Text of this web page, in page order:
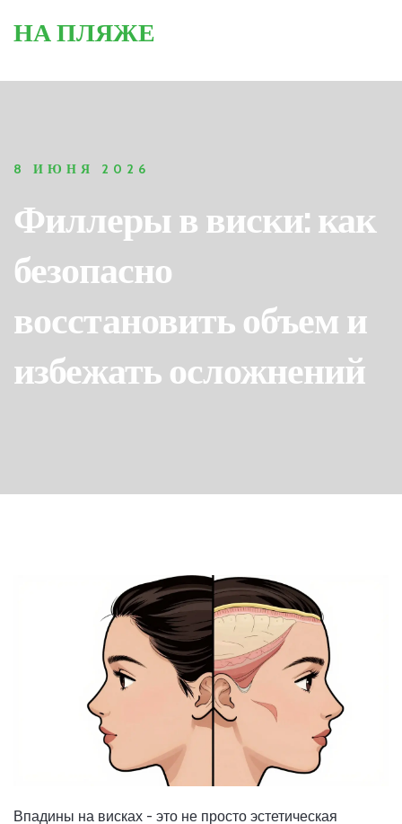
НА ПЛЯЖЕ
8 ИЮНЯ 2026
Филлеры в виски: как
безопасно
восстановить объем и
избежать осложнений
Впадины на висках - это не просто эстетическая